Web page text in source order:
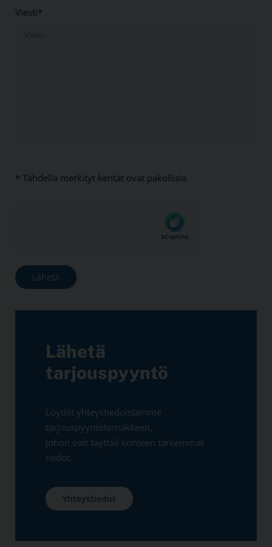
Viesti*
* Tähdellä merkityt kentät ovat pakollisia
Lähetä
tarjouspyyntö
Löydät yhteystiedoistamme
tarjouspyyntölomakkeen,
johon voit täyttää kohteen tarkemmat
tiedot.
Yhteystiedot